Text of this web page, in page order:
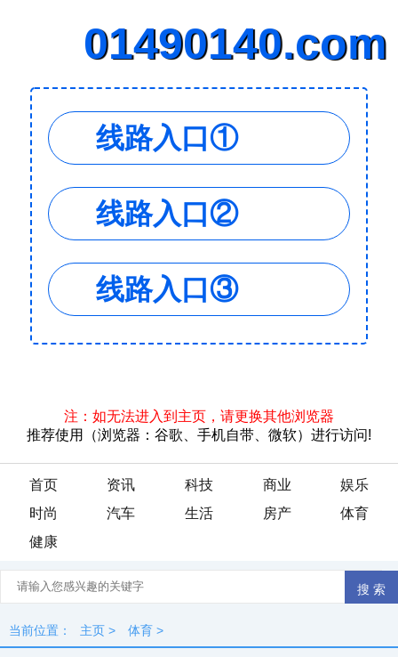
首页 资讯 科技 商业
娱乐
时尚
汽车 生活 房产
体育
健康
当前位置： 主页 > 体育 >